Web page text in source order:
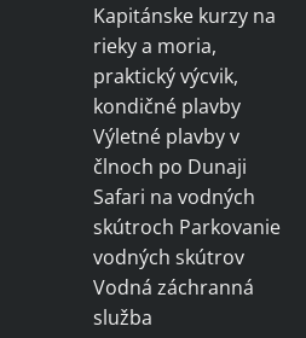
Kapitánske kurzy na
rieky a moria,
praktický výcvik,
kondičné plavby
Výletné plavby v
člnoch po Dunaji
Safari na vodných
skútroch Parkovanie
vodných skútrov
Vodná záchranná
služba